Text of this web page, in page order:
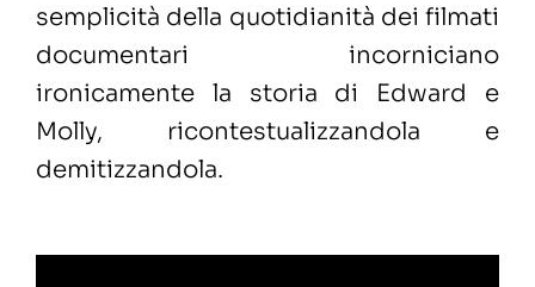
semplicità della quotidianità dei filmati
documentari incorniciano
ironicamente la storia di Edward e
Molly, ricontestualizzandola e
demitizzandola.